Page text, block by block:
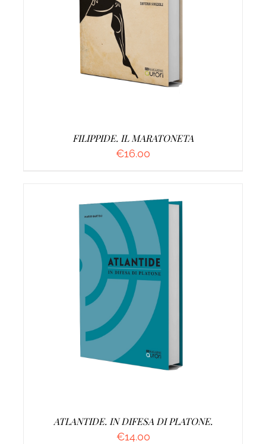
AGGIUNGI AL CARRELLO
FILIPPIDE. IL MARATONETA
€16.00
AGGIUNGI AL CARRELLO /
ATLANTIDE. IN DIFESA DI PLATONE.
€14.00